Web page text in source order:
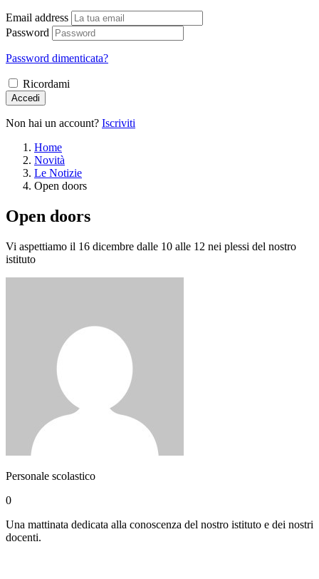
Email address
Password
Password dimenticata?
Ricordami
Accedi
Non hai un account? Iscriviti
Home
Novità
Le Notizie
Open doors
Open doors
Vi aspettiamo il 16 dicembre dalle 10 alle 12 nei plessi del nostro
istituto
Personale scolastico
0
Una mattinata dedicata alla conoscenza del nostro istituto e dei nostri
docenti.